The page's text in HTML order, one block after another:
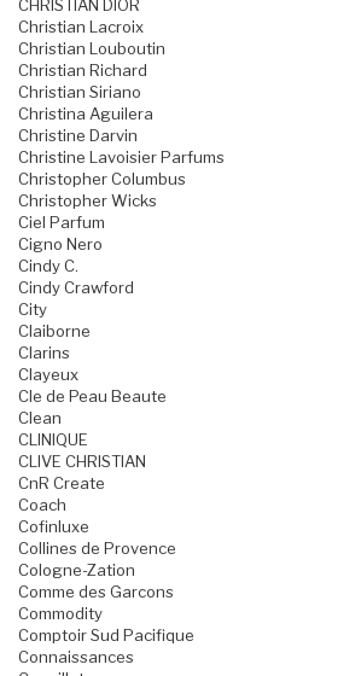
CHRISTIAN DIOR
Christian Lacroix
Christian Louboutin
Christian Richard
Christian Siriano
Christina Aguilera
Christine Darvin
Christine Lavoisier Parfums
Christopher Columbus
Christopher Wicks
Ciel Parfum
Cigno Nero
Cindy C.
Cindy Crawford
City
Claiborne
Clarins
Clayeux
Cle de Peau Beaute
Clean
CLINIQUE
CLIVE CHRISTIAN
CnR Create
Coach
Cofinluxe
Collines de Provence
Cologne-Zation
Comme des Garcons
Commodity
Comptoir Sud Pacifique
Connaissances